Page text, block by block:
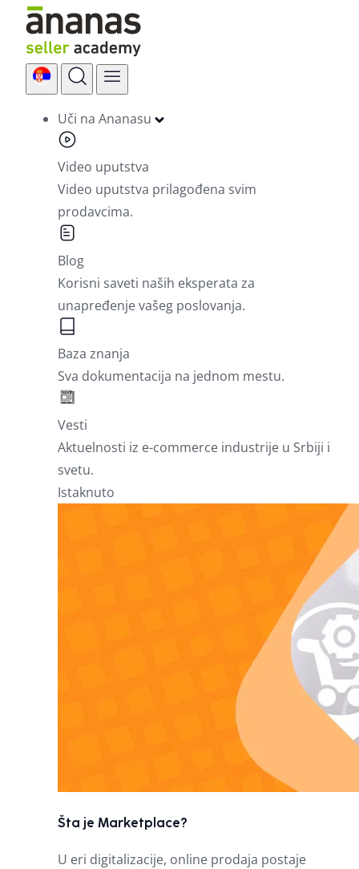
Skip
content
Uči na Ananasu
Video uputstva
Video uputstva prilagođena svim
prodavcima.
Blog
Korisni saveti naših eksperata za
unapređenje vašeg poslovanja.
Baza znanja
Sva dokumentacija na jednom mestu.
Vesti
Aktuelnosti iz e-commerce industrije u Srbiji i
svetu.
Istaknuto
Šta je Marketplace?
U eri digitalizacije, online prodaja postaje